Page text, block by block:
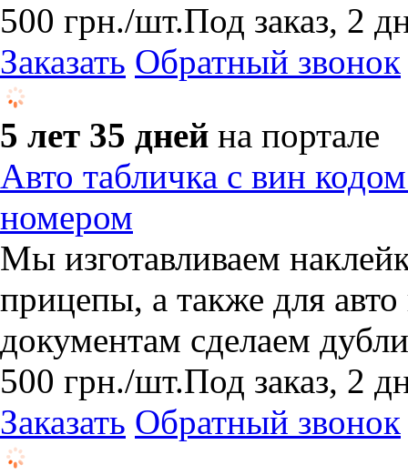
500 грн./шт.Под заказ, 2
Заказать Обратный звонок
5 лет 35 дней на портале
Авто табличка с вин
номером
Мы изготавливаем
прицепы, а также для
документам сделаем
500 грн./шт.Под заказ, 2
Заказать Обратный звонок